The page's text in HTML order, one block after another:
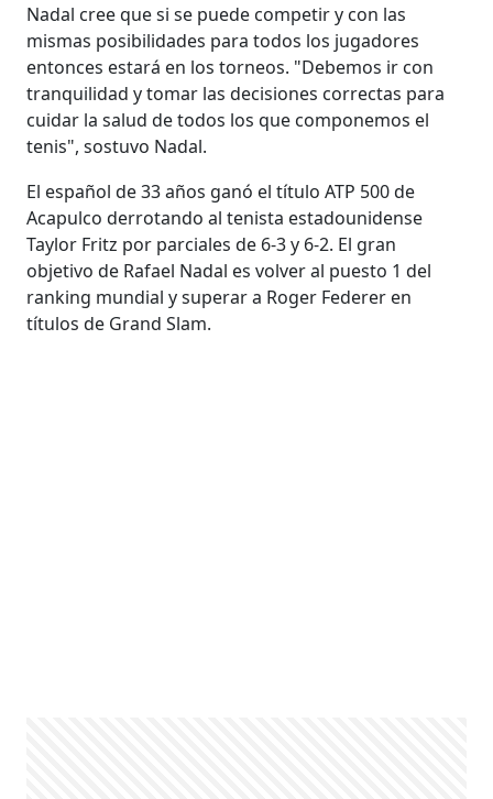
Nadal cree que si se puede competir y con las
mismas posibilidades para todos los jugadores
entonces estará en los torneos. "Debemos ir con
tranquilidad y tomar las decisiones correctas para
cuidar la salud de todos los que componemos el
tenis", sostuvo Nadal.
El español de 33 años ganó el título ATP 500 de
Acapulco derrotando al tenista estadounidense
Taylor Fritz por parciales de 6-3 y 6-2. El gran
objetivo de Rafael Nadal es volver al puesto 1 del
ranking mundial y superar a Roger Federer en
títulos de Grand Slam.